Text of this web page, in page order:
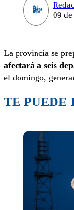
09
La provincia se
afectará a seis
el domingo,
TE PUEDE